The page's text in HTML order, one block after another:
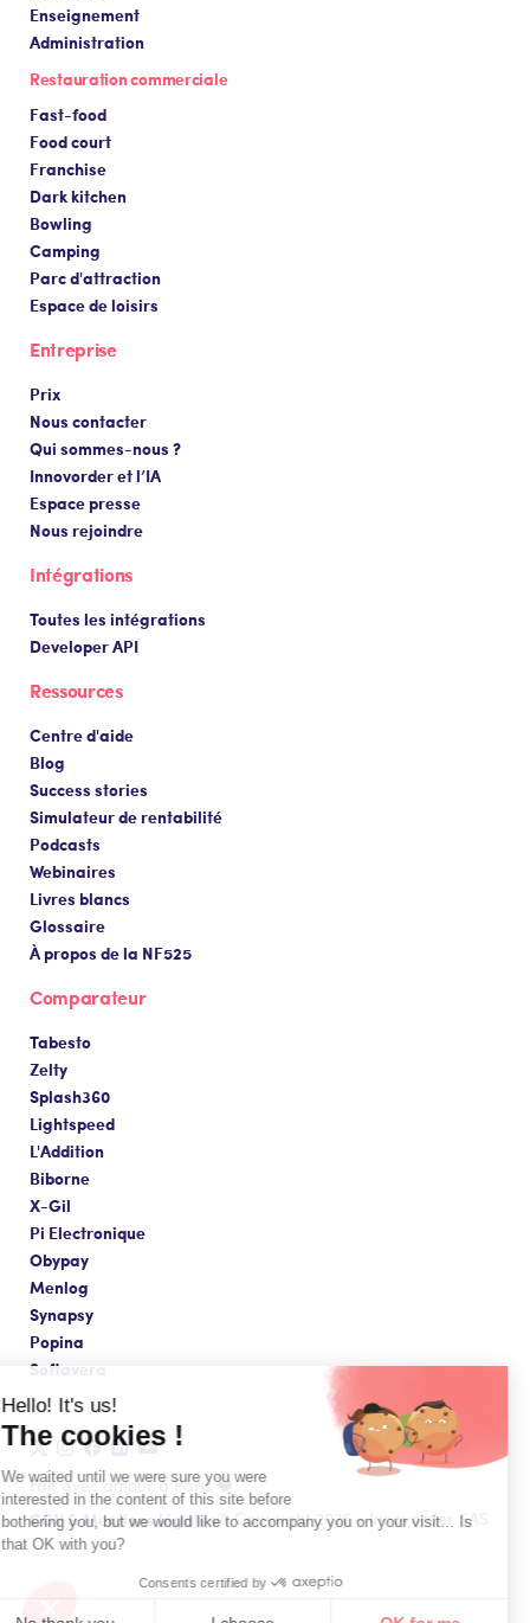
Enseignement
Administration
Restauration commerciale
Fast-food
Food court
Franchise
Dark kitchen
Bowling
Camping
Parc d'attraction
Espace de loisirs
Entreprise
Prix
Nous contacter
Qui sommes-nous ?
Innovorder et l’IA
Espace presse
Nous rejoindre
Intégrations
Toutes les intégrations
Developer API
Ressources
Centre d'aide
Blog
Success stories
Simulateur de rentabilité
Podcasts
Webinaires
Livres blancs
Glossaire
À propos de la NF525
Comparateur
Tabesto
Zelty
Splash360
Lightspeed
L'Addition
Biborne
X-Gil
Pi Electronique
Obypay
Menlog
Synapsy
Popina
Softavera
Fait avec amour à Paris ❤️
CGV & Mentions légales© Copyright 2026 - Innovorder SAS
Hello! It's us!
The cookies !
We waited until we were sure you were
interested in the content of this site before
bothering you, but we would like to accompany you on your visit... Is
that OK with you?
Consents certified by